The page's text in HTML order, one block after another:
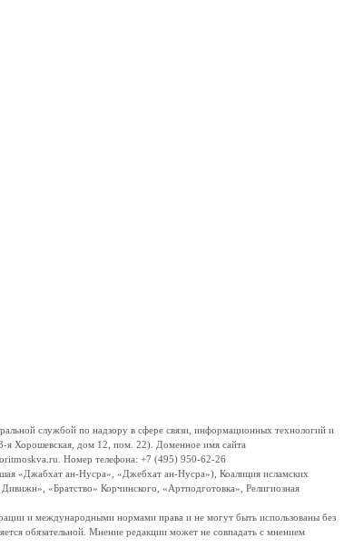
службой по надзору в сфере связи, информационных технологий и
Хорошевская, дом 12, пом. 22). Доменное имя сайта
Номер телефона: +7 (495) 950-62-26
«Джабхат ан-Нусра», «Джебхат ан-Нусра»), Коалиция исламских
«Братство» Корчинского, «Артподготовка», Религиозная
и международными нормами права и не могут быть использованы без
обязательной. Мнение редакции может не совпадать с мнением